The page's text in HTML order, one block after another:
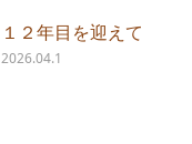
１２年目を迎えて
2026.04.1